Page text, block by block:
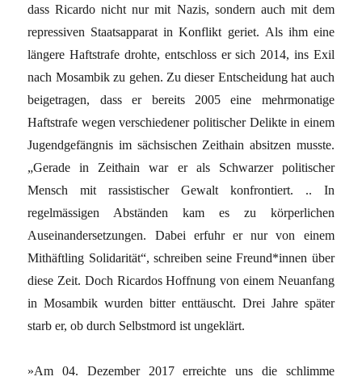
dass Ricardo nicht nur mit Nazis, sondern auch mit dem
repressiven Staatsapparat in Konflikt geriet. Als ihm eine
längere Haftstrafe drohte, entschloss er sich 2014, ins Exil
nach Mosambik zu gehen. Zu dieser Entscheidung hat auch
beigetragen, dass er bereits 2005 eine mehrmonatige
Haftstrafe wegen verschiedener politischer Delikte in einem
Jugendgefängnis im sächsischen Zeithain absitzen musste.
„Gerade in Zeithain war er als Schwarzer politischer
Mensch mit rassistischer Gewalt konfrontiert. .. In
regelmässigen Abständen kam es zu körperlichen
Auseinandersetzungen. Dabei erfuhr er nur von einem
Mithäftling Solidarität“, schreiben seine Freund*innen über
diese Zeit. Doch Ricardos Hoffnung von einem Neuanfang
in Mosambik wurden bitter enttäuscht. Drei Jahre später
starb er, ob durch Selbstmord ist ungeklärt.
»Am 04. Dezember 2017 erreichte uns die schlimme